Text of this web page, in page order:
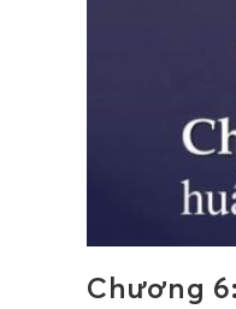
Chương